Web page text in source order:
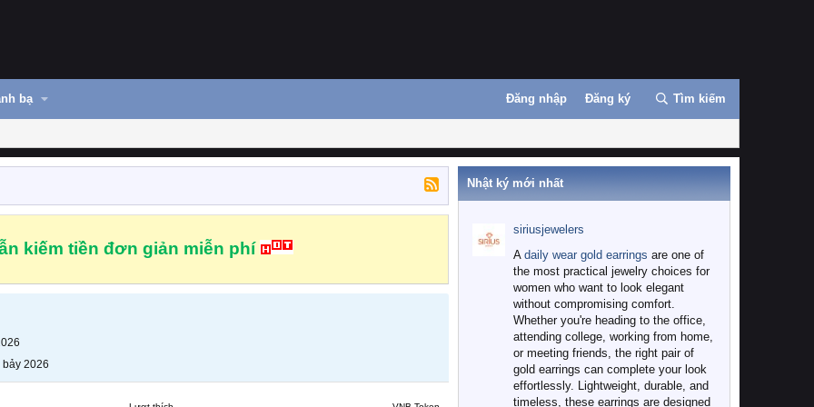
bạ Đăng nhập Đăng ký Tìm kiếm
kiếm tiền đơn giản miễn phí
2026
Nhật ký mới nhất
siriusjewelers
A daily wear gold earrings are one of
the most practical jewelry choices for
women who want to look elegant
without compromising comfort.
Whether you're heading to the office,
attending college, working from home,
or meeting friends, the right pair of
gold earrings can complete your look
effortlessly. Lightweight, durable, and
timeless, these earrings are designed